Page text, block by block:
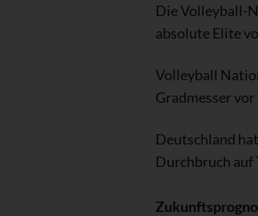
Die Volleyball-
absolute Elite
Volleyball
Gradmesser
Deutschland
Durchbruch auf